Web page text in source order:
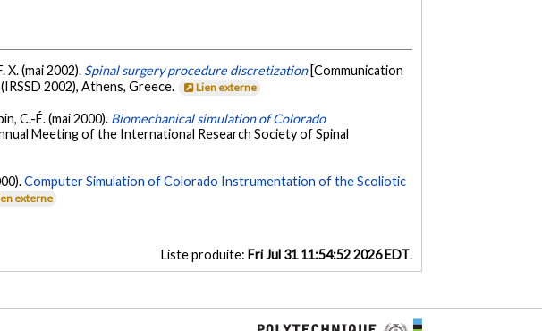
X. (mai 2002). Spinal surgery procedure discretization [Communication
2002), Athens, Greece.
Lien externe
C.-É. (mai 2000). Biomechanical simulation of Colorado
Meeting of the International Research Society of Spinal
Computer Simulation of Colorado Instrumentation of the Scoliotic
externe
Liste produite: Fri Jul 31 11:54:52 2026 EDT.